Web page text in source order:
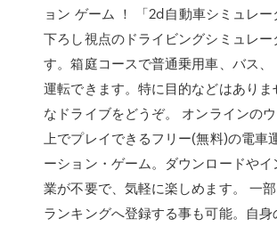
ョン ゲーム ！ 「2d自動車シミュレ
下ろし視点のドライビングシミュレ
す。箱庭コースで普通乗用車、バス、
運転できます。特に目的などはありま
なドライブをどうぞ。 オンラインの
上でプレイできるフリー(無料)の電車
ーション・ゲーム。ダウンロードや
業が不要で、気軽に楽しめます。 一
ランキングへ登録する事も可能。自